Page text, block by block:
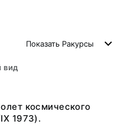
Показать Ракурсы
вид
космического
1973).